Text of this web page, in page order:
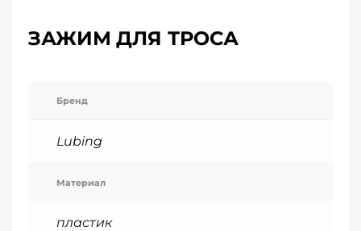
ЗАЖИМ ДЛЯ ТРОСА
Бренд
Lubing
Материал
пластик